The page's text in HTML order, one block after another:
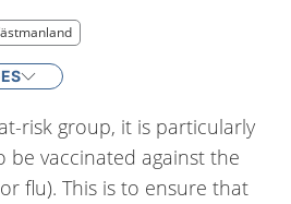
risk group, it is particularly
vaccinated against the
flu). This is to ensure that